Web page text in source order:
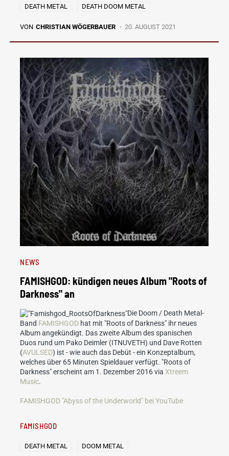
DEATH METAL DEATH DOOM METAL
VON CHRISTIAN WÖGERBAUER 20. AUGUST 2021
NEWS
FAMISHGOD: kündigen neues Album "Roots of
Darkness" an
Die Doom / Death Metal-
Band FAMISHGOD hat mit "Roots of Darkness" ihr neues
Album angekündigt. Das zweite Album des spanischen
Duos rund um Pako Deimler (ITNUVETH) und Dave Rotten
(AVULSED) ist - wie auch das Debüt - ein Konzeptalbum,
welches über 65 Minuten Spieldauer verfügt. "Roots of
Darkness" erscheint am 1. Dezember 2016 via Xtreem
Music.
FAMISHGOD "Abyss of the Underworld" bei YouTube
FAMISHGOD
DEATH METAL DOOM METAL